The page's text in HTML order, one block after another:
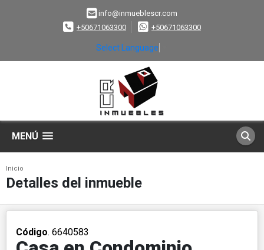
info@inmueblescr.com
+50671063300
+50671063300
Select Language
MENÚ
Inicio
Detalles del inmueble
Código. 6640583